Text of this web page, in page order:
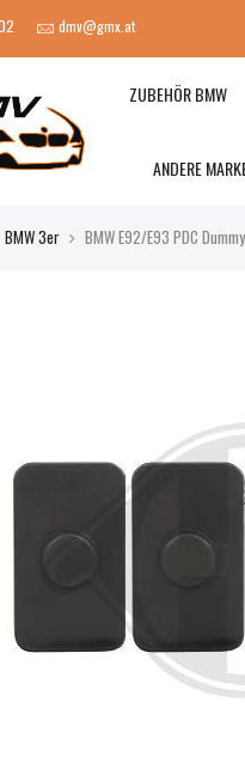
dmv@gmx.at
ZUBEHÖR BMW
ANDERE
BMW 3er BMW E92/E93 PDC